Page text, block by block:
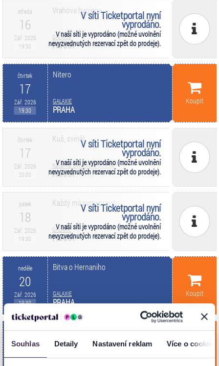
Souhlas Detaily Nastavení reklam Více o cookies
středa
16
Zář. 2026
19:30
V síti Ticketportal nyní
vyprodáno.
V naší síti je vyprodáno (možné uvolnění
nevyzvednutých rezervací zpět do prodeje).
Vrahova hygiena
GALAXIE
PRAHA
čtvrtek
17
Zář. 2026
19:30
Nitero
GALAXIE
PRAHA
Koupit
čtvrtek
17
Zář. 2026
20:00
V síti Ticketportal nyní
vyprodáno.
V naší síti je vyprodáno (možné uvolnění
nevyzvednutých rezervací zpět do prodeje).
Kuš, svině!
Kavárna Dejvického divadla
PRAHA
pátek
18
Zář. 2026
19:30
V síti Ticketportal nyní
vyprodáno.
V naší síti je vyprodáno (možné uvolnění
nevyzvednutých rezervací zpět do prodeje).
Každý má svou pravdu
GALAXIE
PRAHA
neděle
20
Zář. 2026
19:30
Bitva o Hernaniho
GALAXIE
PRAHA
Koupit
pondělí
21
Zář. 2026
Nitero
GALAXIE Koupit